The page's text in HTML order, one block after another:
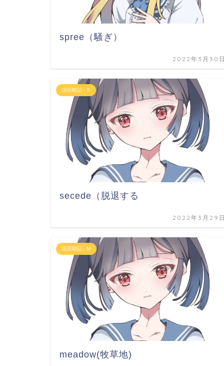
spree（騒ぎ）
2022年3月30日
語呂暗記 - S
secede（脱退する
2022年3月29日
語呂暗記 - M
meadow(牧草地)